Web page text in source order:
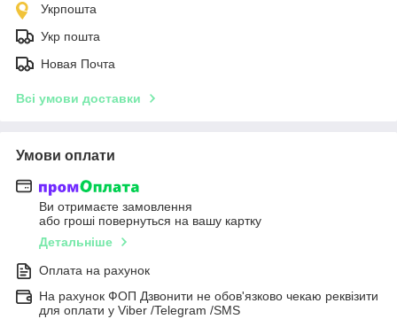
Укрпошта
Укр пошта
Новая Почта
Всі умови доставки
Умови оплати
Ви отримаєте замовлення
або гроші повернуться на вашу картку
Детальніше
Оплата на рахунок
На рахунок ФОП Дзвонити не обов'язково чекаю реквізити
для оплати у Viber /Telegram /SMS